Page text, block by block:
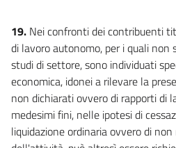
19. Nei confronti dei contribuenti
di lavoro autonomo, per i quali non
studi di settore, sono individuati
economica, idonei a rilevare la
non dichiarati ovvero di rapporti di
medesimi fini, nelle ipotesi di
liquidazione ordinaria ovvero di